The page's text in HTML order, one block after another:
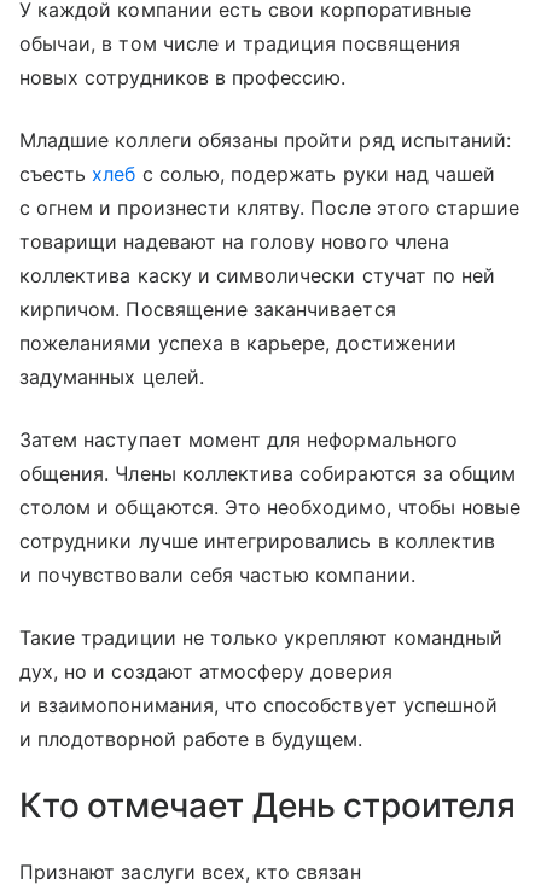
У каждой компании есть свои корпоративные
обычаи, в том числе и традиция посвящения
новых сотрудников в профессию.
Младшие коллеги обязаны пройти ряд испытаний:
съесть хлеб с солью, подержать руки над чашей
с огнем и произнести клятву. После этого старшие
товарищи надевают на голову нового члена
коллектива каску и символически стучат по ней
кирпичом. Посвящение заканчивается
пожеланиями успеха в карьере, достижении
задуманных целей.
Затем наступает момент для неформального
общения. Члены коллектива собираются за общим
столом и общаются. Это необходимо, чтобы новые
сотрудники лучше интегрировались в коллектив
и почувствовали себя частью компании.
Такие традиции не только укрепляют командный
дух, но и создают атмосферу доверия
и взаимопонимания, что способствует успешной
и плодотворной работе в будущем.
Кто отмечает День строителя
Признают заслуги всех, кто связан